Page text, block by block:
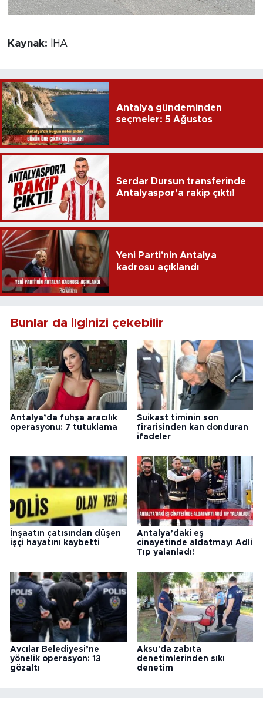
Kaynak: İHA
Antalya gündeminden
seçmeler: 5 Ağustos
Serdar Dursun transferinde
Antalyaspor’a rakip çıktı!
Yeni Parti'nin Antalya
kadrosu açıklandı
Bunlar da ilginizi çekebilir
Antalya’da fuhşa aracılık
operasyonu: 7 tutuklama
Suikast timinin son
firarisinden kan donduran
ifadeler
İnşaatın çatısından düşen
işçi hayatını kaybetti
Antalya’daki eş
cinayetinde aldatmayı Adli
Tıp yalanladı!
Avcılar Belediyesi’ne
yönelik operasyon: 13
gözaltı
Aksu'da zabıta
denetimlerinden sıkı
denetim